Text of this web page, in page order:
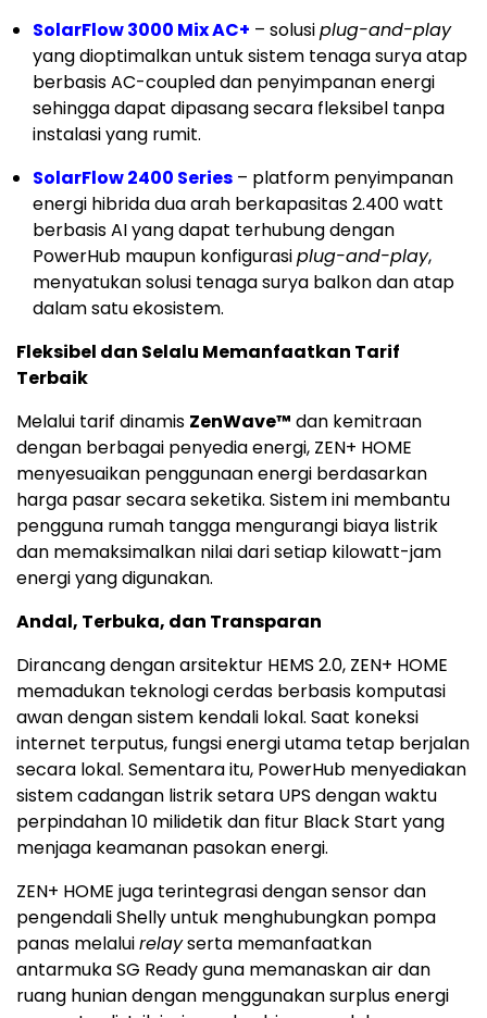
SolarFlow 3000 Mix AC+ – solusiplug-and-play
yang dioptimalkan untuk sistem tenaga surya atap
berbasis AC-coupled dan penyimpanan energi
sehingga dapat dipasang secara fleksibel tanpa
instalasi yang rumit.
SolarFlow 2400 Series – platform penyimpanan
energi hibrida dua arah berkapasitas 2.400 watt
berbasis AI yang dapat terhubung dengan
PowerHub maupun konfigurasiplug-and-play,
menyatukan solusi tenaga surya balkon dan atap
dalam satu ekosistem.
Fleksibel dan Selalu Memanfaatkan Tarif
Terbaik
Melalui tarif dinamis ZenWave™ dan kemitraan
dengan berbagai penyedia energi, ZEN+ HOME
menyesuaikan penggunaan energi berdasarkan
harga pasar secara seketika. Sistem ini membantu
pengguna rumah tangga mengurangi biaya listrik
dan memaksimalkan nilai dari setiap kilowatt-jam
energi yang digunakan.
Andal, Terbuka, dan Transparan
Dirancang dengan arsitektur HEMS 2.0, ZEN+ HOME
memadukan teknologi cerdas berbasis komputasi
awan dengan sistem kendali lokal. Saat koneksi
internet terputus, fungsi energi utama tetap berjalan
secara lokal. Sementara itu, PowerHub menyediakan
sistem cadangan listrik setara UPS dengan waktu
perpindahan 10 milidetik dan fitur Black Start yang
menjaga keamanan pasokan energi.
ZEN+ HOME juga terintegrasi dengan sensor dan
pengendali Shelly untuk menghubungkan pompa
panas melaluirelayserta memanfaatkan
antarmuka SG Ready guna memanaskan air dan
ruang hunian dengan menggunakan surplus energi